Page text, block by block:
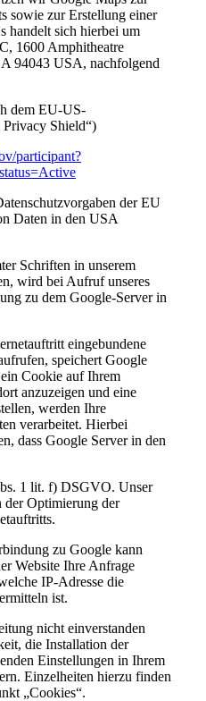
sowie zur Erstellung einer
handelt sich hierbei um
1600 Amphitheatre
94043 USA, nachfolgend
dem EU-US-
Shield“)
participant?
der EU
Daten in den USA
Schriften in unserem
wird bei Aufruf unseres
zu dem Google-Server in
eingebundene
speichert Google
Cookie auf Ihrem
anzuzeigen und eine
werden Ihre
verarbeitet. Hierbei
dass Google Server in den
1 lit. f) DSGVO. Unser
der Optimierung der
zu Google kann
Website Ihre Anfrage
IP-Adresse die
ist.
nicht einverstanden
die Installation der
Einstellungen in Ihrem
Einzelheiten hierzu finden
„Cookies“.